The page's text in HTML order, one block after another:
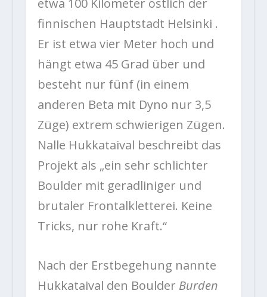
etwa 100 Kilometer östlich der
finnischen Hauptstadt Helsinki .
Er ist etwa vier Meter hoch und
hängt etwa 45 Grad über und
besteht nur fünf (in einem
anderen Beta mit Dyno nur 3,5
Züge) extrem schwierigen Zügen.
Nalle Hukkataival beschreibt das
Projekt als „ein sehr schlichter
Boulder mit geradliniger und
brutaler Frontalkletterei. Keine
Tricks, nur rohe Kraft.“
Nach der Erstbegehung nannte
Hukkataival den Boulder Burden